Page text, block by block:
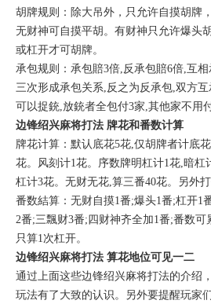
胡牌规则：除大吊外，只允许自摸胡牌
无财神可自摸平胡。有财神只允许爆头
或杠开才可胡牌。
承包规则：承包賠3倍,反承包賠6倍,互
三次形成承包关系,反之为反承包,双方
可以捉銃,放銃者全包付3家,其他家不用付
边锋绍兴麻将打法 牌花和番数计算
牌花计算：默认底花5花,仅胡牌者计底
花。风刻计1花。序数牌明杠计1花,暗杠
杠计3花。无财无花,算三番40花。另外
番数結算：无财自摸1番;爆头1番;杠开1
2番;三飄财3番;四财神齐全加1番;番数
只算1次杠开。
边锋绍兴麻将打法 算花地位可见一二
通过上面这些边锋绍兴麻将打法的介绍
玩法有了大致的认识。另外要提醒玩家